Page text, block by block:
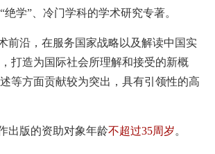
学”、冷门学科的学术研究专著。
前沿，在服务国家战略以及解读中国实
打造为国际社会所理解和接受的新概
等方面贡献较为突出，具有引领性的高
出版的资助对象年龄不超过35周岁。